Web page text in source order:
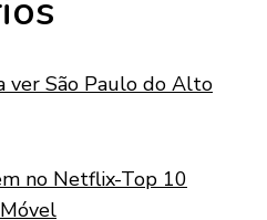
ver São Paulo do Alto
no Netflix-Top 10